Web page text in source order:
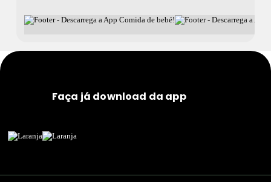
Faça já download da app